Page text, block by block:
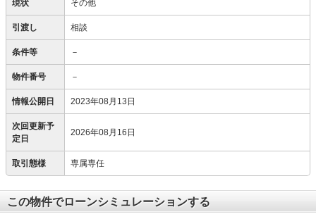
現状 その他
引渡し 相談
条件等 －
物件番号 －
情報公開日 2023年08月13日
次回更新予
定日
2026年08月16日
取引態様 専属専任
この物件でローンシミュレーションする